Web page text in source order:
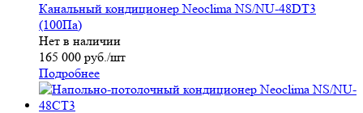
Канальный кондиционер Neoclima NS/NU-48DT3
(100Па)
Нет в наличии
165 000 руб./шт
Подробнее